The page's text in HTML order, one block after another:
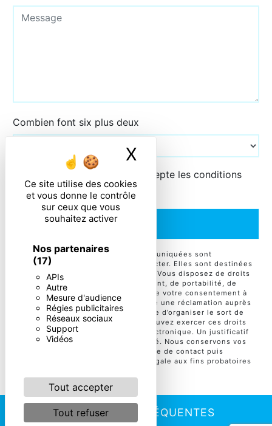
Ce site utilise des cookies
et vous donne le contrôle
sur ceux que vous
souhaitez activer
Nos partenaires
(17)
APIs
Autre
Mesure d'audience
Régies publicitaires
Réseaux sociaux
Support
Vidéos
Tout accepter
Tout refuser
X Masquer le
Combien font six plus deux
En cochant cette case, j'accepte les conditions
particulières ci-dessous **
ENVOYER
** Les données personnelles communiquées sont
nécessaires aux fins de vous contacter. Elles sont destinées
à l'entreprise et ses sous-traitants. Vous disposez de droits
d’accès, de rectification, d’effacement, de portabilité, de
limitation, d’opposition, de retrait de votre consentement à
tout moment et du droit d’introduire une réclamation auprès
d’une autorité de contrôle, ainsi que d’organiser le sort de
vos données post-mortem. Vous pouvez exercer ces droits
par voie postale ou par courrier électronique. Un justificatif
d'identité pourra vous être demandé. Nous conservons vos
données pendant la période de prise de contact puis
pendant la durée de prescription légale aux fins probatoires
RECHERCHES FRÉQUENTES